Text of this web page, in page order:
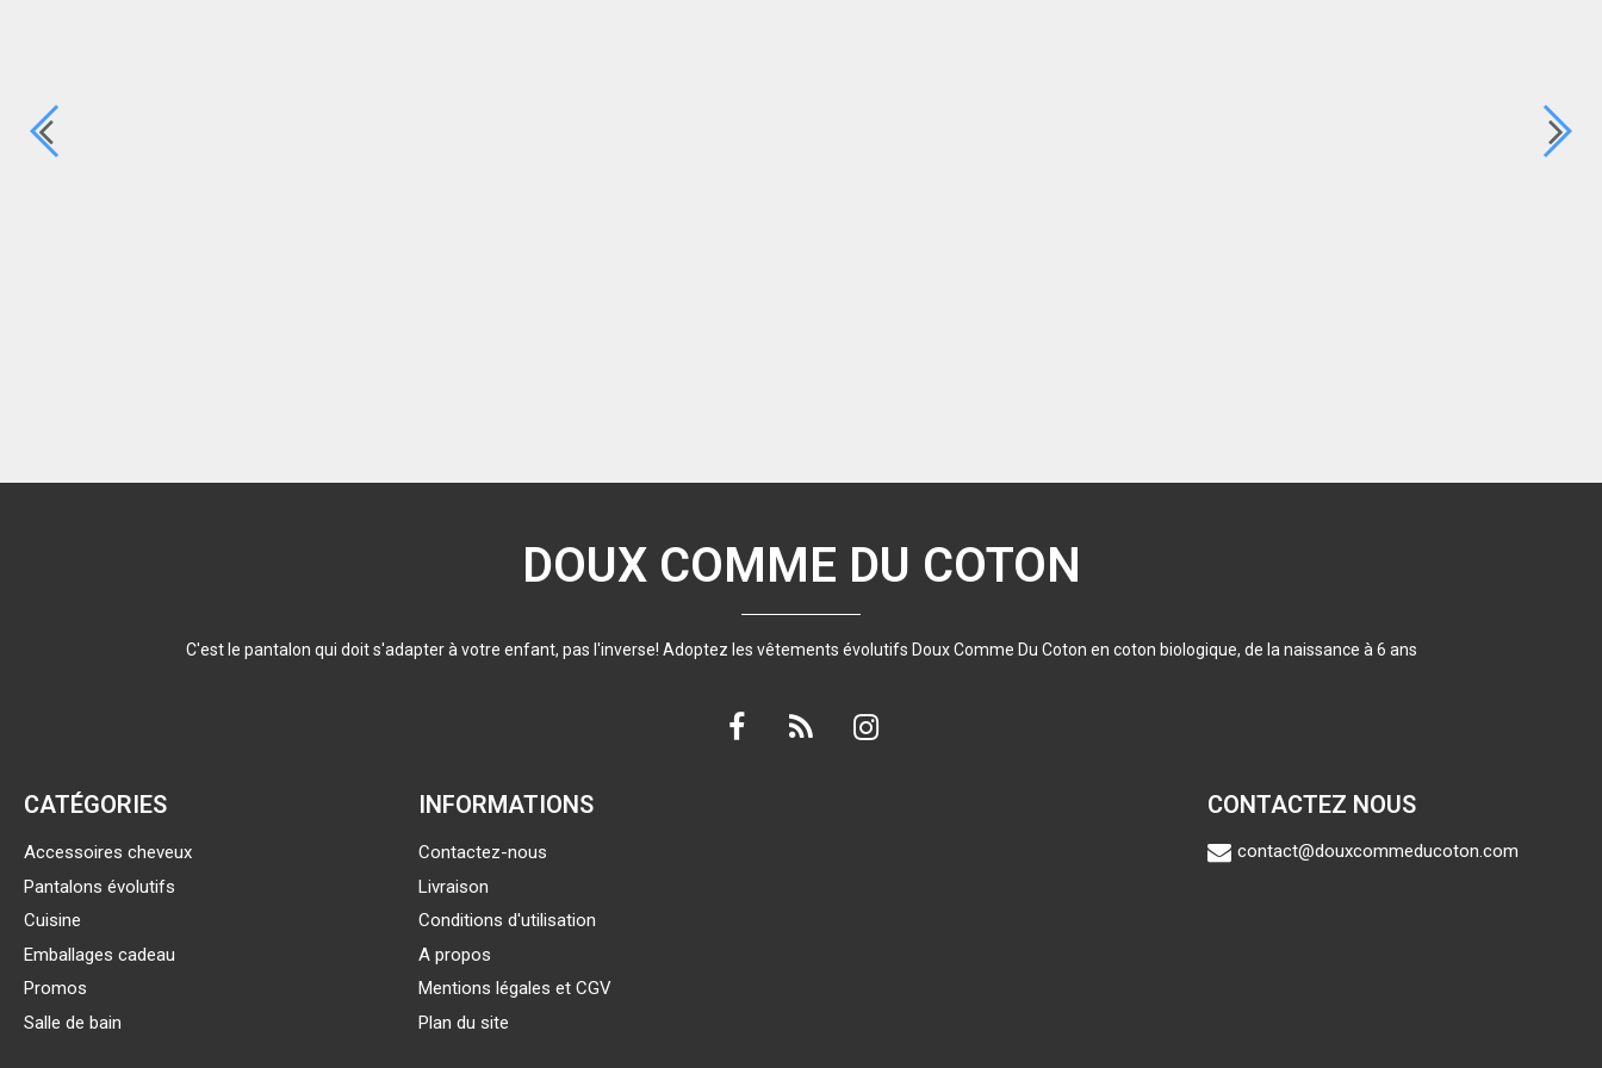
DOUX COMME DU COTON
C'est le pantalon qui doit s'adapter à votre enfant, pas l'inverse! Adoptez les vêtements évolutifs Doux Comme Du Coton en coton biologique, de la naissance à 6 ans
CATÉGORIES
Accessoires cheveux
Pantalons évolutifs
Cuisine
Emballages cadeau
Promos
Salle de bain
INFORMATIONS
Contactez-nous
Livraison
Conditions d'utilisation
A propos
Mentions légales et CGV
Plan du site
CONTACTEZ NOUS
contact@douxcommeducoton.com